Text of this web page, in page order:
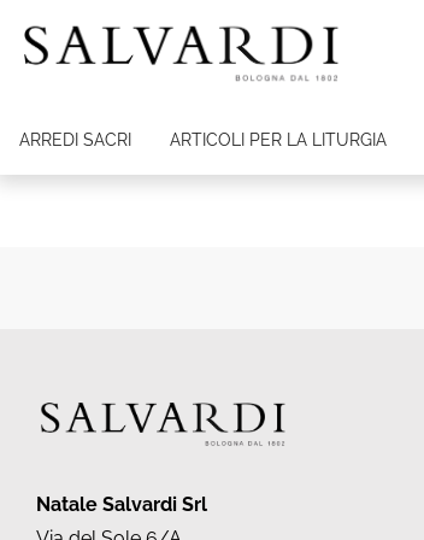
ARREDI SACRI ARTICOLI PER LA LITURGIA
Natale Salvardi Srl